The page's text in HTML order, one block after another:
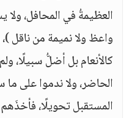
العظيمةُ في المحافل،
واعظ ولا نميمة من ناقل
كالأنعام بل أضلُّ سبيلًا،
الحاضر، ولا ندموا على
المستقبل تحويلًا، فأخذَهم